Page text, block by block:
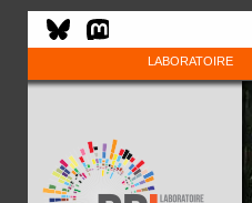
LABORATOIRE